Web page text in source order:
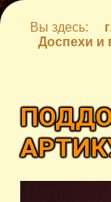
Вы здесь:
Доспехи и